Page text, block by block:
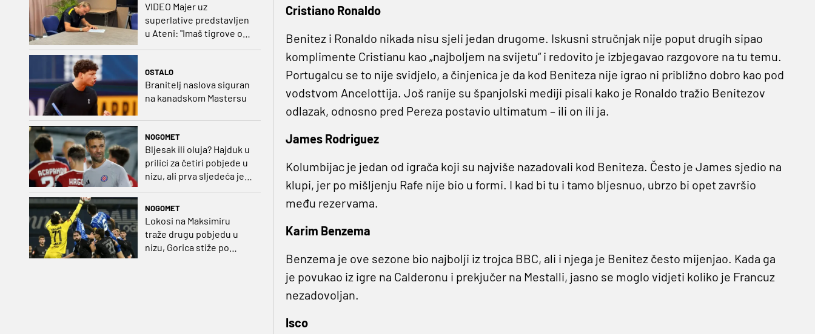
VIDEO Majer uz
superlative predstavljen
u Ateni: "Imaš tigrove oči,
OSTALO
Branitelj naslova siguran
na kanadskom Mastersu
NOGOMET
Bljesak ili oluja? Hajduk u
prilici za četiri pobjede u
nizu, ali prva sljedeća je
NOGOMET
Lokosi na Maksimiru
traže drugu pobjedu u
nizu, Gorica stiže po
Cristiano Ronaldo
Benitez i Ronaldo nikada nisu sjeli jedan drugome. Iskusni stručnjak nije poput drugih sipao
komplimente Cristianu kao „najboljem na svijetu“ i redovito je izbjegavao razgovore na tu temu.
Portugalcu se to nije svidjelo, a činjenica je da kod Beniteza nije igrao ni približno dobro kao pod
vodstvom Ancelottija. Još ranije su španjolski mediji pisali kako je Ronaldo tražio Benitezov
odlazak, odnosno pred Pereza postavio ultimatum – ili on ili ja.
James Rodriguez
Kolumbijac je jedan od igrača koji su najviše nazadovali kod Beniteza. Često je James sjedio na
klupi, jer po mišljenju Rafe nije bio u formi. I kad bi tu i tamo bljesnuo, ubrzo bi opet završio
među rezervama.
Karim Benzema
Benzema je ove sezone bio najbolji iz trojca BBC, ali i njega je Benitez često mijenjao. Kada ga
je povukao iz igre na Calderonu i prekjučer na Mestalli, jasno se moglo vidjeti koliko je Francuz
nezadovoljan.
Isco